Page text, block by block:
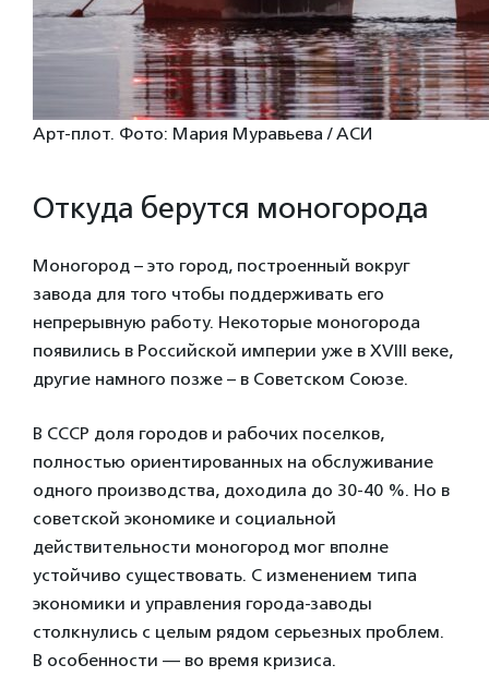
Арт-плот. Фото: Мария Муравьева / АСИ
Откуда берутся моногорода
Моногород – это город, построенный вокруг
завода для того чтобы поддерживать его
непрерывную работу. Некоторые моногорода
появились в Российской империи уже в XVIII веке,
другие намного позже – в Советском Союзе.
В СССР доля городов и рабочих поселков,
полностью ориентированных на обслуживание
одного производства, доходила до 30-40 %. Но в
советской экономике и социальной
действительности моногород мог вполне
устойчиво существовать. С изменением типа
экономики и управления города-заводы
столкнулись с целым рядом серьезных проблем.
В особенности — во время кризиса.